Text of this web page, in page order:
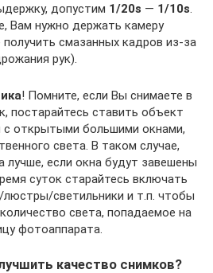
допустим 1/20s — 1/10s.
Вам нужно держать камеру
смазанных кадров из-за
рук).
! Помните, если Вы снимаете в
постарайтесь ставить объект
с открытыми большими окнами,
света. В таком случае,
лучше, если окна будут завешены
суток старайтесь включать
светильники и т.п. чтобы
света, попадаемое на
фотоаппарата.
качество снимков?